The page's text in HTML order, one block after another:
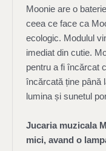
Moonie are o
ceea ce face ca
ecologic. Modulul
imediat din cutie.
pentru a fi încărcat
încărcată ține până
lumina și sunetul
Jucaria muzicala
mici, avand o